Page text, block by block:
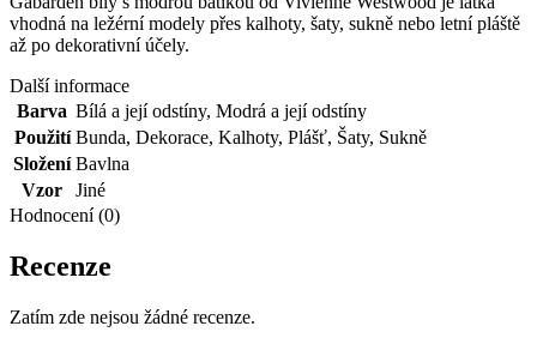
vhodná na ležérní modely přes kalhoty, šaty, sukně nebo letní pláště
až po dekorativní účely.
Další informace
Barva Bílá a její odstíny, Modrá a její odstíny
Použití Bunda, Dekorace, Kalhoty, Plášť, Šaty, Sukně
Složení Bavlna
Vzor
Jiné
Hodnocení (0)
Recenze
Zatím zde nejsou žádné recenze.